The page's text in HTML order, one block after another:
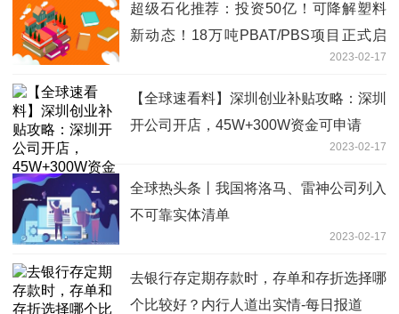
超级石化推荐：投资50亿！可降解塑料
新动态！18万吨PBAT/PBS项目正式启
2023-02-17
【全球速看料】深圳创业补贴攻略：深圳
开公司开店，45W+300W资金可申请
2023-02-17
全球热头条丨我国将洛马、雷神公司列入
不可靠实体清单
2023-02-17
去银行存定期存款时，存单和存折选择哪
个比较好？内行人道出实情-每日报道